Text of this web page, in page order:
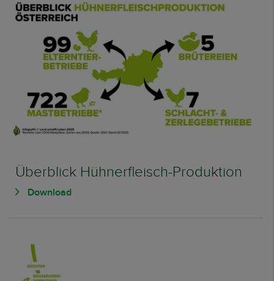
Überblick Hühnerfleisch-Produktion
Download